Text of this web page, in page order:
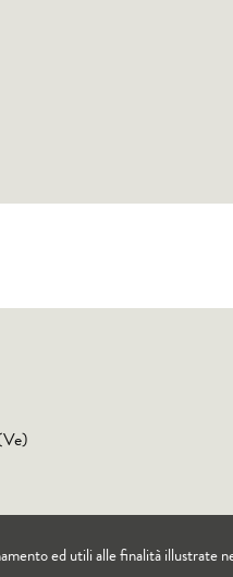
ed utili alle finalità